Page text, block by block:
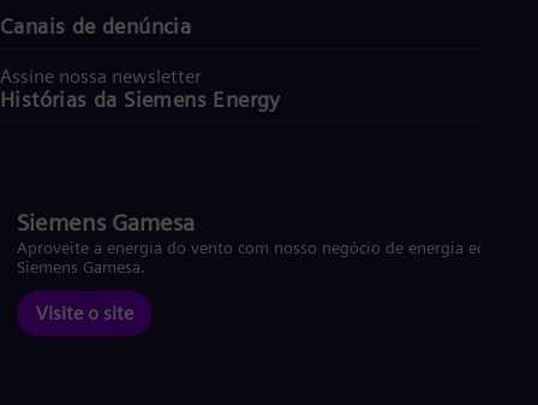
Canais de denúncia
Assine nossa newsletter
Histórias da Siemens Energy
Siemens Gamesa
Aproveite a energia do vento com nosso negócio de energia eólica
Siemens Gamesa.
Visite o site